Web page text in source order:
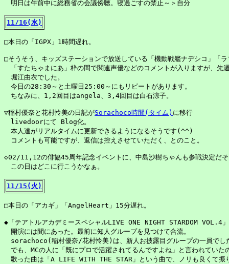
明日は午前中に総務省の会議傍聴。寝過ごすの禁止～＞自分
11/16(水)
□本日の「IGPX」1時間遅れ。
□そうそう、キッズステーションで放送している「機動戦艦ナデシコ」「
「すたちゃまにあ」枠の間で関連声優などのコメントが入りますが、
堀江由衣でした。
今日の28:30～と土曜日25:00～にもリピートがあります。
ちなみに、1,2回目はangela、3,4回目は白石涼子。
▽稲村優奈と花村怜美の日記がSorachoco時間(タイム) に移行
livedoorにて Blog化。
本人達がリアルタイムに更新できるようになるそうです(^^)
コメントも可能ですが、返信は控えさせていただく、とのこと。
◇02/11,12の俳協45周年記念イベントに、中島沙樹ちゃんも参戦決定だ
この日はどこに行こうかなぁ。
11/15(火)
□本日の「アカギ」「AngelHeart」15分遅れ。
◆「テアトルアカデミースペシャルLIVE ONE NIGHT STARDOM VOL.4
開演には間にあった。最前に知人グループを見つけて合流。
sorachoco(稲村優奈/花村怜美)は、新人お披露目グループの一員でし
でも、MCの人に「既にプロで活躍されてるんですよね」と言われていた
歌った曲は「A LIFE WITH THE STAR」という曲で、ノリも良くて振